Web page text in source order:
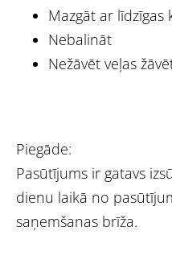
Mazgāt ar līdzīgas
Nebalināt
Nežāvēt veļas
Piegāde:
Pasūtījums ir gatavs
dienu laikā no
saņemšanas brīža.